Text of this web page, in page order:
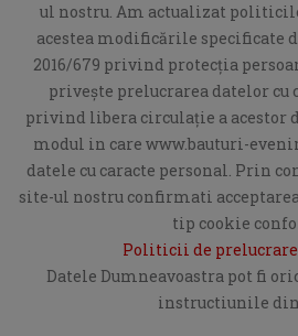
ul nostru. Am actualizat
acestea modificările specificate
2016/679 privind protecția
privește prelucrarea datelor cu
privind libera circulație a acestor
modul in care www.bauturi-
datele cu caracte personal. Prin
site-ul nostru confirmati
tip cookie
Politicii de
Datele Dumneavoastra pot fi
instructiunile